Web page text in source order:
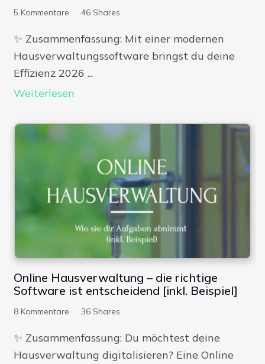
5 Kommentare 46 Shares
✨​ Zusammenfassung: Mit einer modernen
Hausverwaltungssoftware bringst du deine
Effizienz 2026 ...
Weiterlesen
Online Hausverwaltung – die richtige
Software ist entscheidend [inkl. Beispiel]
8 Kommentare 36 Shares
✨​ Zusammenfassung: Du möchtest deine
Hausverwaltung digitalisieren? Eine Online